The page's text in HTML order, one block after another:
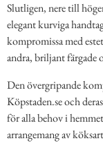
Slutligen, nere till
elegant kurviga
kompromissa med
andra, briljant färgade
Den övergripande
Köpstaden.se och
för alla behov i
arrangemang av